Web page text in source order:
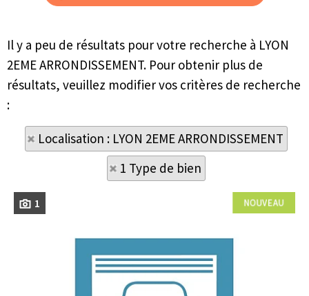
Il y a peu de résultats pour votre recherche à LYON
2EME ARRONDISSEMENT. Pour obtenir plus de
résultats, veuillez modifier vos critères de recherche
:
Localisation : LYON 2EME ARRONDISSEMENT
1 Type de bien
1